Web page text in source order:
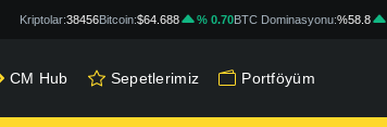
Kriptolar:38456Bitcoin:$64.688 % 0.70BTC Dominasyonu:%58.8
CM Hub Sepetlerimiz Portföyüm